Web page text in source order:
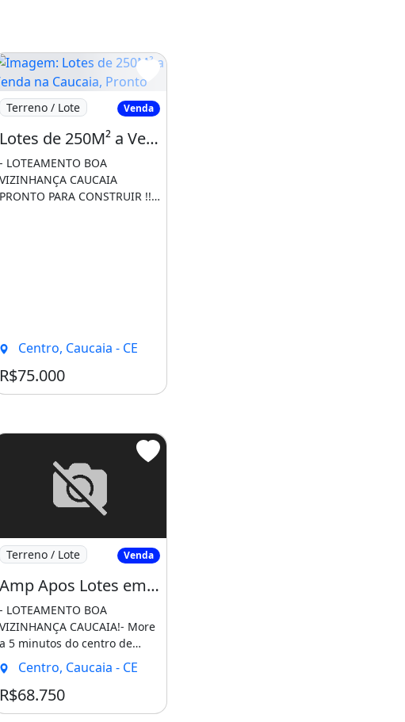
Seu Lote Próximo
Imagem: Lotes de 250M² a Venda na Caucaia, Pronto
Terreno / Lote Venda
Lotes de 250M² a Venda na Caucaia, Pronto para Construir!
- LOTEAMENTO BOA
VIZINHANÇA CAUCAIA
PRONTO PARA CONSTRUIR !!-
Centro, Caucaia - CE
R$75.000
Pronto para Construir
Imagem: Amp Apos Lotes em Caucaia Pronto para Construir
Terreno / Lote Venda
Amp Apos Lotes em Caucaia Pronto para Construir Pertinho do Centro e da Praia. Apareça
- LOTEAMENTO BOA
VIZINHANÇA CAUCAIA!- More
a 5 minutos do centro de
Caucaia e da praia.-
Liberamos [...]
Centro, Caucaia - CE
R$68.750